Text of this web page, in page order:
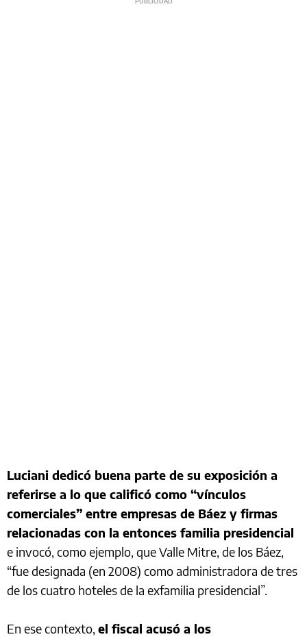
Luciani dedicó buena parte de su exposición a
referirse a lo que calificó como “vínculos
comerciales” entre empresas de Báez y firmas
relacionadas con la entonces familia presidencial
e invocó, como ejemplo, que Valle Mitre, de los Báez,
“fue designada (en 2008) como administradora de tres
de los cuatro hoteles de la exfamilia presidencial”.
En ese contexto, el fiscal acusó a los